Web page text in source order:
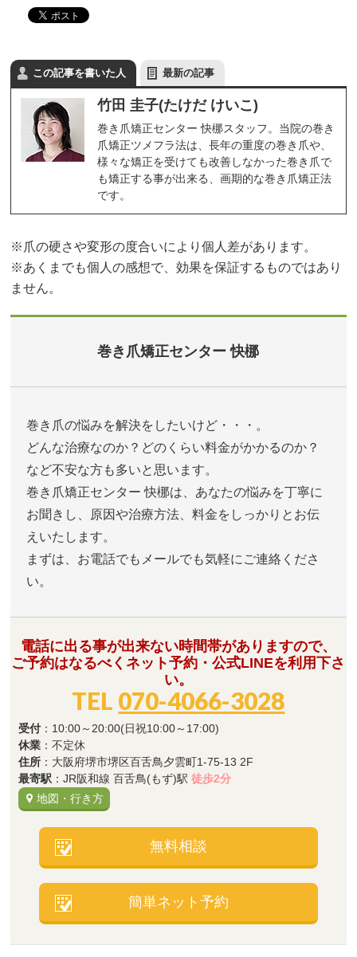
この記事を書いた人 最新の記事
竹田 圭子(たけだ けいこ)
巻き爪矯正センター 快梛スタッフ。当院の巻き
爪矯正ツメフラ法は、長年の重度の巻き爪や、
様々な矯正を受けても改善しなかった巻き爪で
も矯正する事が出来る、画期的な巻き爪矯正法
です。
※爪の硬さや変形の度合いにより個人差があります。
※あくまでも個人の感想で、効果を保証するものではあり
ません。
巻き爪矯正センター 快梛
巻き爪の悩みを解決をしたいけど・・・。
どんな治療なのか？どのくらい料金がかかるのか？
など不安な方も多いと思います。
巻き爪矯正センター 快梛は、あなたの悩みを丁寧に
お聞きし、原因や治療方法、料金をしっかりとお伝
えいたします。
まずは、お電話でもメールでも気軽にご連絡くださ
い。
電話に出る事が出来ない時間帯がありますので、
ご予約はなるべくネット予約・公式LINEを利用下さ
い。
TEL 070-4066-3028
受付 ：10:00～20:00(日祝10:00～17:00)
休業 ：不定休
住所 ：大阪府堺市堺区百舌鳥夕雲町1-75-13 2F
最寄駅 ：JR阪和線 百舌鳥(もず)駅徒歩2分
地図・行き方
無料相談
簡単ネット予約